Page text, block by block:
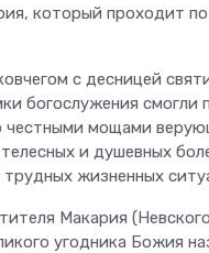
который проходит
с десницей
богослужения смогли
честными мощами
и душевных
жизненных
Макария
угодника Божия